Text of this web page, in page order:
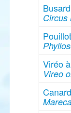
Circus
Viréo
Vireo